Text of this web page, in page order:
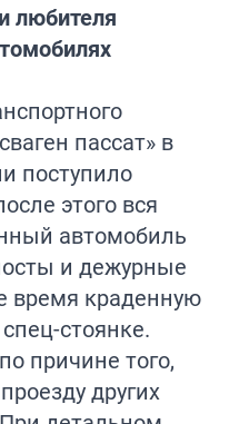
любителя
пассат» в
поступило
этого вся
автомобиль
и дежурные
время краденную
стоянке.
причине того,
других